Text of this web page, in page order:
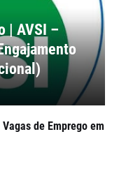
| AVSI –
de Emprego em